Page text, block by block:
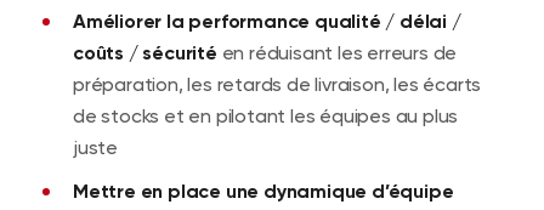
Améliorer la performance qualité / délai /
coûts / sécurité en réduisant les erreurs de
préparation, les retards de livraison, les écarts
de stocks et en pilotant les équipes au plus
juste
Mettre en place une dynamique d’équipe